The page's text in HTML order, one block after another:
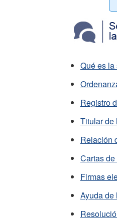
Qué es
Registro
Titular de
Relación
Cartas
Firmas
Ayuda de